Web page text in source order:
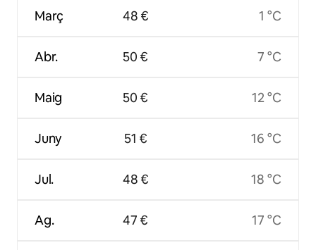
Març
Abr.
Maig
Juny
Jul.
Ag.
48 €
50 €
50 €
51 €
48 €
47 €
1 °C
7 °C
12 °C
16 °C
18 °C
17 °C